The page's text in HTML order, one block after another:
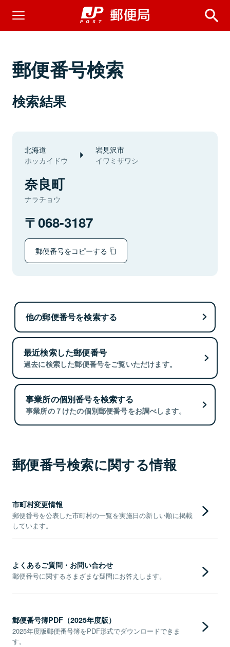
郵便番号検索
検索結果
北海道
ホッカイドウ
岩見沢市
イワミザワシ
奈良町
ナラチョウ
068-3187
郵便番号をコピーする
他の郵便番号を検索する
最近検索した郵便番号
過去に検索した郵便番号をご覧いただけます。
事業所の個別番号を検索する
事業所の７けたの個別郵便番号をお調べします。
郵便番号検索に関する情報
市町村変更情報
郵便番号を公表した市町村の一覧を実施日の新しい順に掲載
しています。
よくあるご質問・お問い合わせ
郵便番号に関するさまざまな疑問にお答えします。
郵便番号簿PDF（2025年度版）
2025年度版郵便番号簿をPDF形式でダウンロードできま
す。